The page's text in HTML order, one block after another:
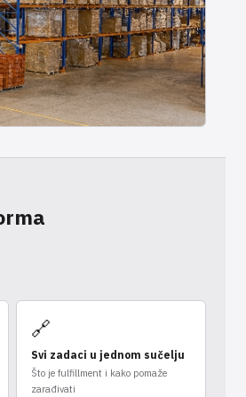
🔗
Svi zadaci u jednom sučelju
Što je fulfillment i kako pomaže
zarađivati